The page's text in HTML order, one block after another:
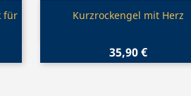
für
Vorschau
Kurzrockengel mit Herz
35,90 €